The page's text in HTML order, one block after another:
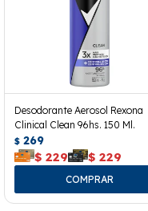
Desodorante Aerosol Rexona
Clinical Clean 96hs. 150 Ml.
$ 269
$ 229 $ 229